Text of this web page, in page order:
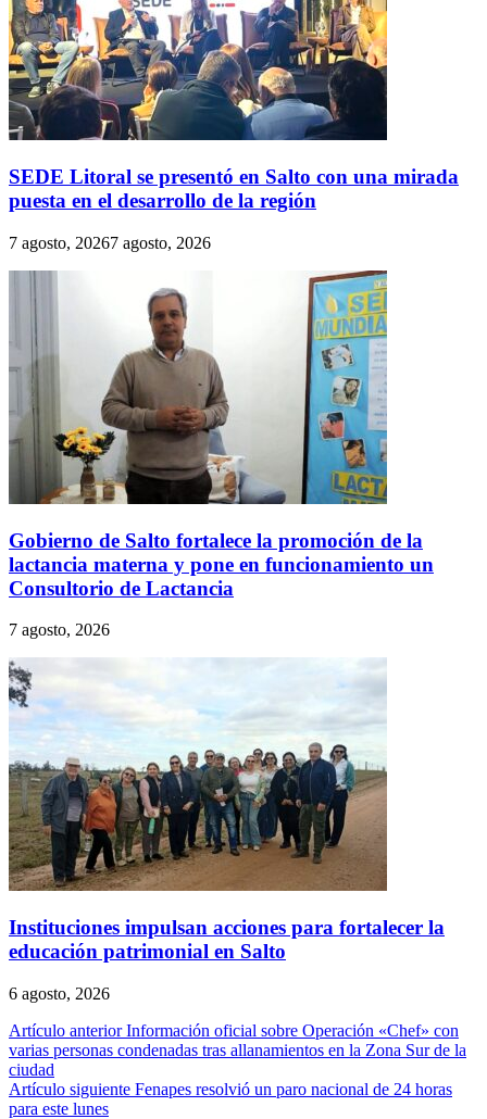
SEDE Litoral se presentó en Salto con una mirada
puesta en el desarrollo de la región
7 agosto, 20267 agosto, 2026
Gobierno de Salto fortalece la promoción de la
lactancia materna y pone en funcionamiento un
Consultorio de Lactancia
7 agosto, 2026
Instituciones impulsan acciones para fortalecer la
educación patrimonial en Salto
6 agosto, 2026
Navegación
de
entradas
Artículo anterior Información oficial sobre Operación «Chef» con
varias personas condenadas tras allanamientos en la Zona Sur de la
ciudad
Artículo siguiente Fenapes resolvió un paro nacional de 24 horas
para este lunes